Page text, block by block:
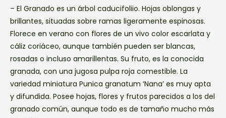
– El Granado es un árbol caducifoliio. Hojas oblongas y
brillantes, situadas sobre ramas ligeramente espinosas.
Florece en verano con flores de un vivo color escarlata y
cáliz coriáceo, aunque también pueden ser blancas,
rosadas o incluso amarillentas. Su fruto, es la conocida
granada, con una jugosa pulpa roja comestible. La
variedad miniatura Punica granatum ‘Nana’ es muy apta
y difundida. Posee hojas, flores y frutos parecidos a los del
granado común, aunque todo es de tamaño mucho más